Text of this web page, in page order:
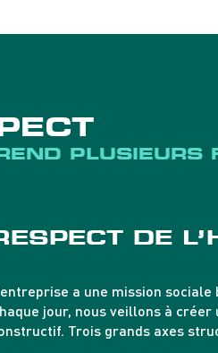
PLUSIEURS
DE
a une mission
jour, nous veillons à
Trois grands axes